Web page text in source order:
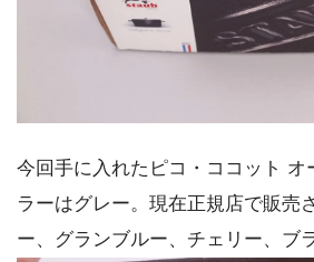
今回手に入れたピコ・ココット オ
ラーはグレー。現在正規店で販売
ー、グランブルー、チェリー、ブ